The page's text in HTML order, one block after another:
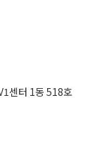
센터 1동 518호